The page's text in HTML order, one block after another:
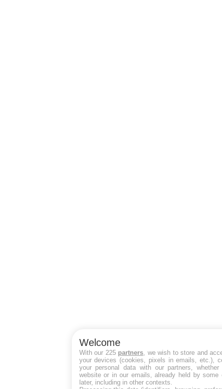
Welcome
With our 225 partners , we wish to store and
your devices (cookies, pixels in emails, etc.),
your personal data with our partners,
website or in our emails, already held by some
later, including in other contexts.